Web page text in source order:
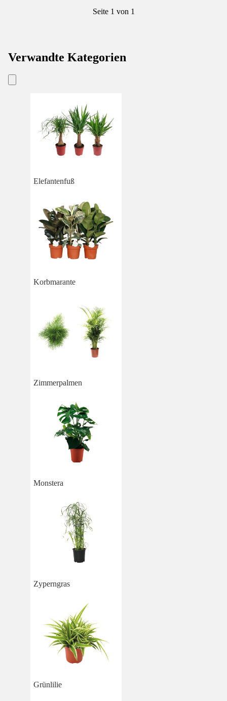
Seite 1 von 1
Verwandte Kategorien
Elefantenfuß
Korbmarante
Zimmerpalmen
Monstera
Zyperngras
Grünlilie